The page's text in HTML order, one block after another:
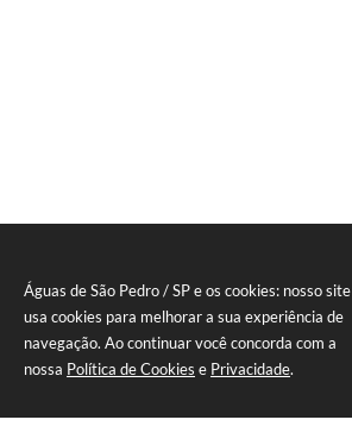
Águas de São Pedro / SP e os cookies: nosso site
usa cookies para melhorar a sua experiência de
navegação. Ao continuar você concorda com a
nossa Política de Cookies e Privacidade.